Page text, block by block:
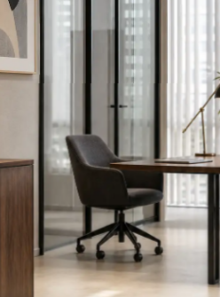
ョン
シェルフなどを活用します。これらの
きます。
率化
り書類のデジタル化を進めることが重
用することができます。